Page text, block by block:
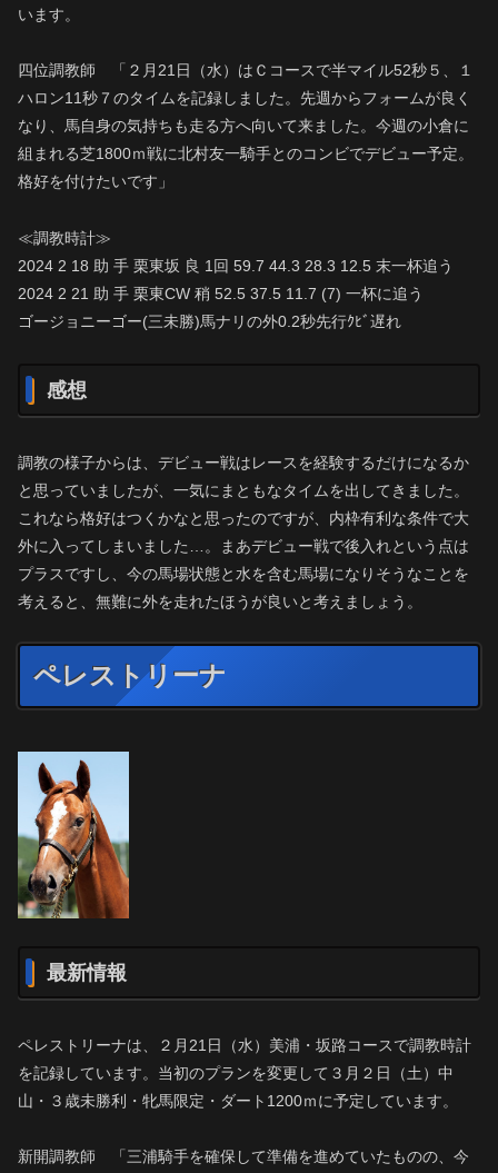
います。
四位調教師 「２月21日（水）はＣコースで半マイル52秒５、１
ハロン11秒７のタイムを記録しました。先週からフォームが良く
なり、馬自身の気持ちも走る方へ向いて来ました。今週の小倉に
組まれる芝1800ｍ戦に北村友一騎手とのコンビでデビュー予定。
格好を付けたいです」
≪調教時計≫
2024 2 18 助 手 栗東坂 良 1回 59.7 44.3 28.3 12.5 末一杯追う
2024 2 21 助 手 栗東CW 稍 52.5 37.5 11.7 (7) 一杯に追う
ゴージョニーゴー(三未勝)馬ナリの外0.2秒先行ｸﾋﾞ遅れ
感想
調教の様子からは、デビュー戦はレースを経験するだけになるか
と思っていましたが、一気にまともなタイムを出してきました。
これなら格好はつくかなと思ったのですが、内枠有利な条件で大
外に入ってしまいました…。まあデビュー戦で後入れという点は
プラスですし、今の馬場状態と水を含む馬場になりそうなことを
考えると、無難に外を走れたほうが良いと考えましょう。
ペレストリーナ
最新情報
ペレストリーナは、２月21日（水）美浦・坂路コースで調教時計
を記録しています。当初のプランを変更して３月２日（土）中
山・３歳未勝利・牝馬限定・ダート1200ｍに予定しています。
新開調教師 「三浦騎手を確保して準備を進めていたものの、今